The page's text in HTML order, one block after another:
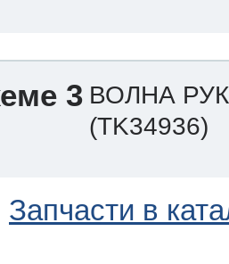
3 ВОЛНА
(TK34936)
Запчасти в